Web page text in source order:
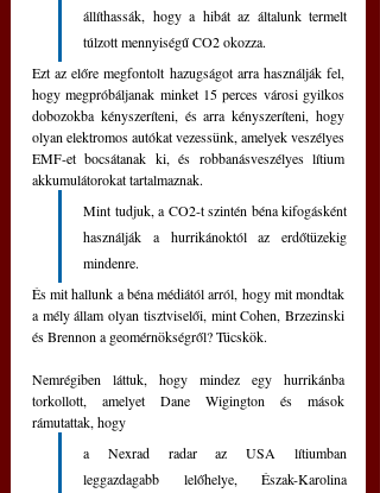
állíthassák, hogy a hibát az általunk termelt
túlzott mennyiségű CO2 okozza.
Ezt az előre megfontolt hazugságot arra használják fel,
hogy megpróbáljanak minket 15 perces városi gyilkos
dobozokba kényszeríteni, és arra kényszeríteni, hogy
olyan elektromos autókat vezessünk, amelyek veszélyes
EMF-et bocsátanak ki, és robbanásveszélyes lítium
akkumulátorokat tartalmaznak.
Mint tudjuk, a CO2-t szintén béna kifogásként
használják a hurrikánoktól az erdőtüzekig
mindenre.
És mit hallunk a béna médiától arról, hogy mit mondtak
a mély állam olyan tisztviselői, mint Cohen, Brzezinski
és Brennon a geomérnökségről? Tücskök.
Nemrégiben láttuk, hogy mindez egy hurrikánba
torkollott, amelyet Dane Wigington és mások
rámutattak, hogy
a Nexrad radar az USA lítiumban
leggazdagabb lelőhelye, Észak-Karolina